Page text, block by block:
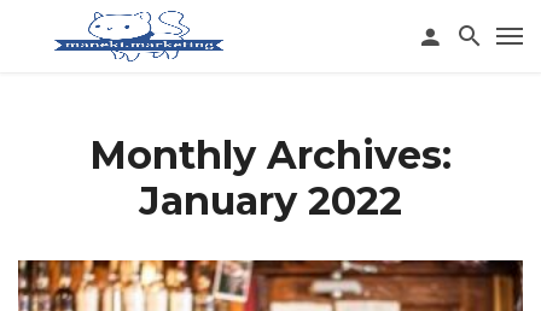
Monthly Archives:
January 2022